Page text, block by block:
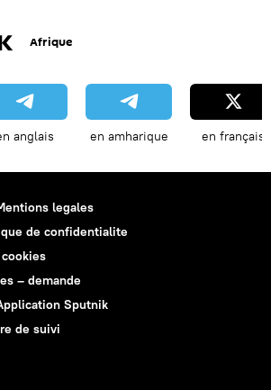
Afrique
anglais en amharique en français
legales
de confidentialite
– demande
Sputnik
de suivi